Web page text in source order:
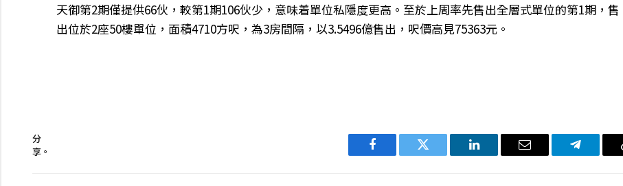
天御第2期僅提供66伙，較第1期106伙少，意味着單位私隱度更高。至於上周率先售出全層式單位的第1期，售
出位於2座50樓單位，面積4710方呎，為3房間隔，以3.5496億售出，呎價高見75363元。
分
享。
Facebook Twitter LinkedIn 电
Telegram